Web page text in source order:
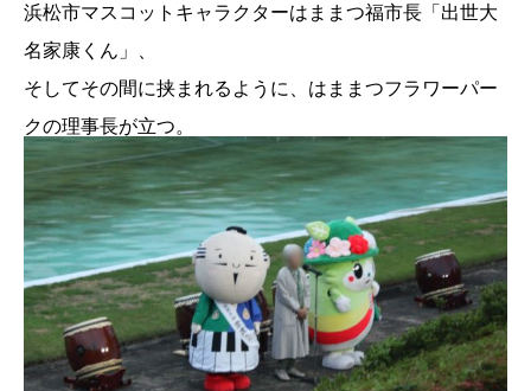
浜松市マスコットキャラクターはままつ福市長「出世大
名家康くん」、
そしてその間に挟まれるように、はままつフラワーパー
クの理事長が立つ。